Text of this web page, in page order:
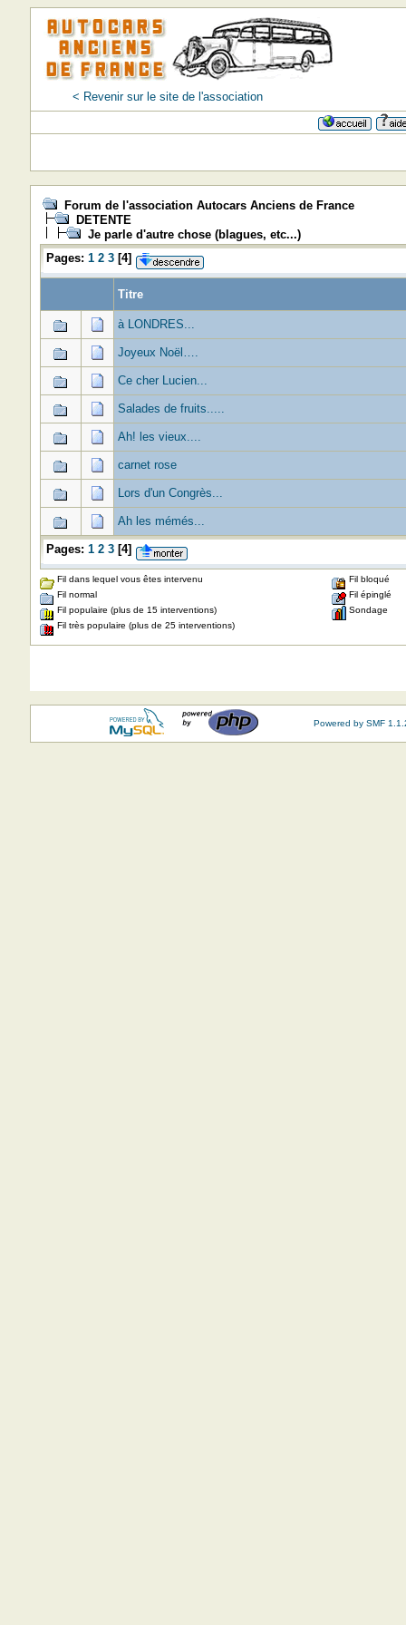
< Revenir sur le site de l'association
Forum de l'association Autocars Anciens de France
DETENTE
Je parle d'autre chose (blagues, etc...)
Pages: 1 2 3[4]
Titre
à LONDRES...
Joyeux Noël….
Ce cher Lucien...
Salades de fruits.....
Ah! les vieux....
carnet rose
Lors d'un Congrès...
Ah les mémés...
Pages: 1 2 3[4]
Fil dans lequel vous êtes intervenu
Fil normal
Fil populaire (plus de 15 interventions)
Fil très populaire (plus de 25 interventions)
Fil bloqué
Fil épinglé
Sondage
Powered by SMF